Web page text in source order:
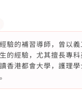
驗的補習導師，曾以
的經驗，尤其擅長專
香港都會大學，護理